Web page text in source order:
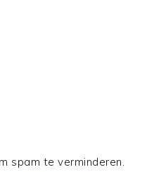
spam te verminderen.